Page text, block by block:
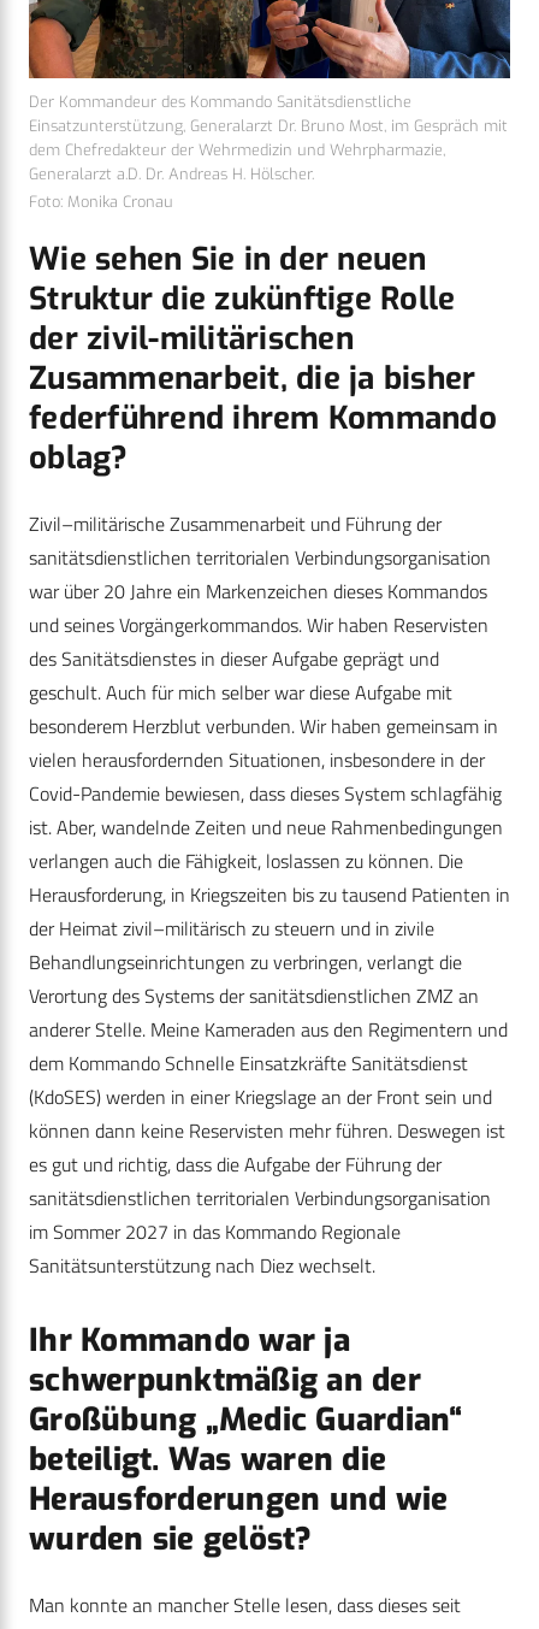
Der Kommandeur des Kommando Sanitätsdienstliche
Einsatzunterstützung, Generalarzt Dr. Bruno Most, im Gespräch mit
dem Chefredakteur der Wehrmedizin und Wehrpharmazie,
Generalarzt a.D. Dr. Andreas H. Hölscher.
Foto: Monika Cronau
Wie sehen Sie in der neuen
Struktur die zukünftige Rolle
der zivil-militärischen
Zusammenarbeit, die ja bisher
federführend ihrem Kommando
oblag?
Zivil–militärische Zusammenarbeit und Führung der
sanitätsdienstlichen territorialen Verbindungsorganisation
war über 20 Jahre ein Markenzeichen dieses Kommandos
und seines Vorgängerkommandos. Wir haben Reservisten
des Sanitätsdienstes in dieser Aufgabe geprägt und
geschult. Auch für mich selber war diese Aufgabe mit
besonderem Herzblut verbunden. Wir haben gemeinsam in
vielen herausfordernden Situationen, insbesondere in der
Covid-Pandemie bewiesen, dass dieses System schlagfähig
ist. Aber, wandelnde Zeiten und neue Rahmenbedingungen
verlangen auch die Fähigkeit, loslassen zu können. Die
Herausforderung, in Kriegszeiten bis zu tausend Patienten in
der Heimat zivil–militärisch zu steuern und in zivile
Behandlungseinrichtungen zu verbringen, verlangt die
Verortung des Systems der sanitätsdienstlichen ZMZ an
anderer Stelle. Meine Kameraden aus den Regimentern und
dem Kommando Schnelle Einsatzkräfte Sanitätsdienst
(KdoSES) werden in einer Kriegslage an der Front sein und
können dann keine Reservisten mehr führen. Deswegen ist
es gut und richtig, dass die Aufgabe der Führung der
sanitätsdienstlichen territorialen Verbindungsorganisation
im Sommer 2027 in das Kommando Regionale
Sanitätsunterstützung nach Diez wechselt.
Ihr Kommando war ja
schwerpunktmäßig an der
Großübung „Medic Guardian“
beteiligt. Was waren die
Herausforderungen und wie
wurden sie gelöst?
Man konnte an mancher Stelle lesen, dass dieses seit